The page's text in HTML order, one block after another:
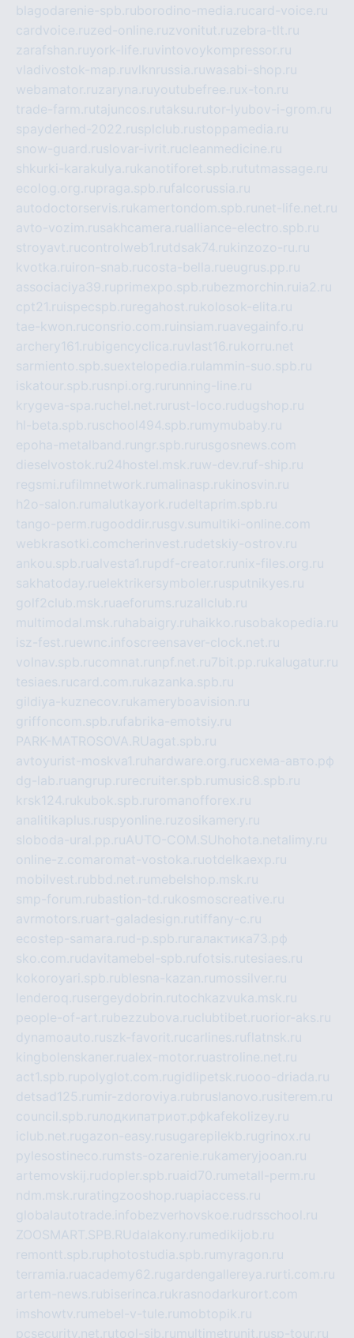
blagodarenie-spb.ruborodino-media.rucard-voice.ru
cardvoice.ruzed-online.ruzvonitut.ruzebra-tlt.ru
zarafshan.ruyork-life.ruvintovoykompressor.ru
vladivostok-map.ruvlknrussia.ruwasabi-shop.ru
webamator.ruzaryna.ruyoutubefree.rux-ton.ru
trade-farm.rutajuncos.rutaksu.rutor-lyubov-i-grom.ru
spayderhed-2022.rusplclub.rustoppamedia.ru
snow-guard.ruslovar-ivrit.rucleanmedicine.ru
shkurki-karakulya.rukanotiforet.spb.rututmassage.ru
ecolog.org.rupraga.spb.rufalcorussia.ru
autodoctorservis.rukamertondom.spb.ru net-life.net.ru
avto-vozim.rusakhcamera.rualliance-electro.spb.ru
stroyavt.rucontrolweb1.rutdsak74.rukinzozo-ru.ru
kvotka.ru iron-snab.rucosta-bella.rueugrus.pp.ru
associaciya39.ruprimexpo.spb.rubezmorchin.ru ia2.ru
cpt21.ru ispecspb.ru regahost.rukolosok-elita.ru
tae-kwon.ruconsrio.com.ru insiam.ruavegainfo.ru
archery161.rubigencyclica.ruvlast16.rukorru.net
sarmiento.spb.suextelopedia.ru lammin-suo.spb.ru
iskatour.spb.rusnpi.org.ru running-line.ru
krygeva-spa.ruchel.net.ru rust-loco.rudugshop.ru
hl-beta.spb.ruschool494.spb.ru mymubaby.ru
epoha-metalband.ru ngr.spb.ru rusgosnews.com
dieselvostok.ru24hostel.msk.ruw-dev.ruf-ship.ru
regsmi.rufilmnetwork.ru malinasp.rukinosvin.ru
h2o-salon.ru malutkayork.rudeltaprim.spb.ru
tango-perm.rugooddir.rusgv.su multiki-online.com
webkrasotki.comcherinvest.rudetskiy-ostrov.ru
ankou.spb.rualvesta1.rupdf-creator.ru nix-files.org.ru
sakhatoday.ruelektrikersymboler.rusputnikyes.ru
golf2club.msk.ruaeforums.ruzallclub.ru
multimodal.msk.ru habaigry.ru haikko.rusobakopedia.ru
isz-fest.ruewnc.infoscreensaver-clock.net.ru
volnav.spb.rucomnat.ru npf.net.ru7bit.pp.rukalugatur.ru
tesiaes.rucard.com.rukazanka.spb.ru
gildiya-kuznecov.rukameryboavision.ru
griffoncom.spb.rufabrika-emotsiy.ru
PARK-MATROSOVA.RUagat.spb.ru
avtoyurist-moskva1.ru hardware.org.ruсхема-авто.рф
dg-lab.ruangrup.ru recruiter.spb.ru music8.spb.ru
krsk124.rukubok.spb.ru romanofforex.ru
analitikaplus.ruspyonline.ruzosikamery.ru
sloboda-ural.pp.ruAUTO-COM.SU hohota.netalimy.ru
online-z.comaromat-vostoka.ruotdelkaexp.ru
mobilvest.rubbd.net.ru mebelshop.msk.ru
smp-forum.rubastion-td.rukosmoscreative.ru
avrmotors.ruart-galadesign.rutiffany-c.ru
ecostep-samara.rud-p.spb.ru галактика73.рф
sko.com.rudavitamebel-spb.rufotsis.rutesiaes.ru
kokoroyari.spb.rublesna-kazan.ru mossilver.ru
lenderoq.rusergeydobrin.rutochkazvuka.msk.ru
people-of-art.rubezzubova.ruclubtibet.ruorior-aks.ru
dynamoauto.ruszk-favorit.rucarlines.ruflatnsk.ru
kingbolenskaner.rualex-motor.ruastroline.net.ru
act1.spb.rupolyglot.com.rugidlipetsk.ruooo-driada.ru
detsad125.ru mir-zdoroviya.rubruslanovo.rusiterem.ru
council.spb.ruлодкипатриот.рфkafekolizey.ru
iclub.net.rugazon-easy.rusugarepilekb.rugrinox.ru
pylesostineco.ru msts-ozarenie.rukameryjooan.ru
artemovskij.rudopler.spb.ruaid70.ru metall-perm.ru
ndm.msk.ru ratingzooshop.ruapiaccess.ru
globalautotrade.info bezverhovskoe.rudrsschool.ru
ZOOSMART.SPB.RUdalakony.ru medikijob.ru
remontt.spb.ruphotostudia.spb.ru myragon.ru
terramia.ruacademy62.rugardengallereya.ru rti.com.ru
artem-news.rubiserinca.rukrasnodarkurort.com
imshowtv.ru mebel-v-tule.ru mobtopik.ru
pcsecurity.net.rutool-sib.ru multimetrunit.rusp-tour.ru